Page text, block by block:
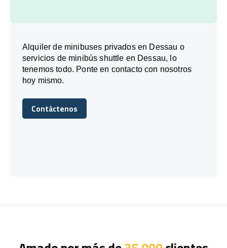
Alquiler de minibuses privados en Dessau o
servicios de minibús shuttle en Dessau, lo
tenemos todo. Ponte en contacto con nosotros
hoy mismo.
Contáctenos
Contáctenos